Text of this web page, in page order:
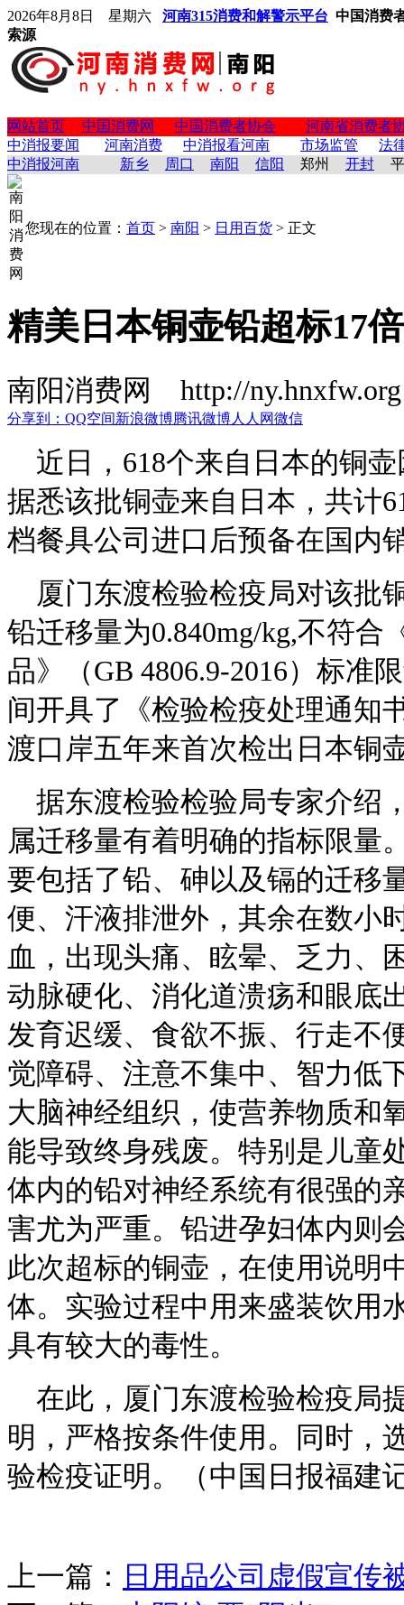
2026年8月8日 星期六 河南315消费和解警示平台 中国消费
索源
网站首页 中国消费网 中国消费者协会
河南省消费者
中消报要闻
河南消费 中消报看河南 市场监管
法
中消报河南
新乡 周口 南阳 信阳 郑州 开封
您现在的位置： 首页 > 南阳 > 日用百货 > 正文
精美日本铜壶铅超标17
南阳消费网 http://
分享到： QQ空间新浪微博腾讯微博人人网微信
近日，618个来自日本的铜
据悉该批铜壶来自日本，共计
档餐具公司进口后预备在国内
厦门东渡检验检疫局对该批
铅迁移量为0.840mg/kg,不符
品》（GB 4806.9-2016）标准
间开具了《检验检疫处理通知
渡口岸五年来首次检出日本铜
据东渡检验检验局专家介绍
属迁移量有着明确的指标限量
要包括了铅、砷以及镉的迁移
便、汗液排泄外，其余在数小
血，出现头痛、眩晕、乏力、
动脉硬化、消化道溃疡和眼底
发育迟缓、食欲不振、行走不
觉障碍、注意不集中、智力低
大脑神经组织，使营养物质和
能导致终身残废。特别是儿童
体内的铅对神经系统有很强的
害尤为严重。铅进孕妇体内则
此次超标的铜壶，在使用说明
体。实验过程中用来盛装饮用
具有较大的毒性。
在此，厦门东渡检验检疫局
明，严格按条件使用。同时，
验检疫证明。（中国日报福建
上一篇： 日用品公司虚假宣传